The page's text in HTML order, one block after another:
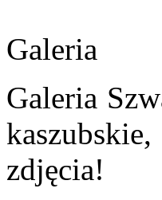
Galeria
Galeria
zdjęcia!